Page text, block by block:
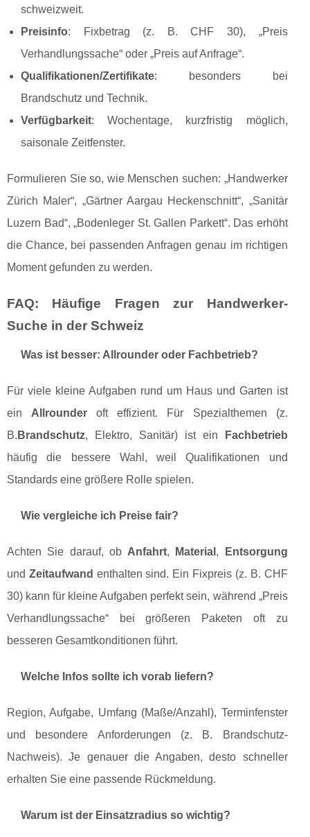
schweizweit.
Preisinfo: Fixbetrag (z. B. CHF 30), „Preis
Verhandlungssache“ oder „Preis auf Anfrage“.
Qualifikationen/Zertifikate: besonders bei
Brandschutz und Technik.
Verfügbarkeit: Wochentage, kurzfristig möglich,
saisonale Zeitfenster.
Formulieren Sie so, wie Menschen suchen: „Handwerker
Zürich Maler“, „Gärtner Aargau Heckenschnitt“, „Sanitär
Luzern Bad“, „Bodenleger St. Gallen Parkett“. Das erhöht
die Chance, bei passenden Anfragen genau im richtigen
Moment gefunden zu werden.
FAQ: Häufige Fragen zur Handwerker-
Suche in der Schweiz
Was ist besser: Allrounder oder Fachbetrieb?
Für viele kleine Aufgaben rund um Haus und Garten ist
ein Allrounder oft effizient. Für Spezialthemen (z.
B. Brandschutz, Elektro, Sanitär) ist ein
Fachbetrieb
häufig die bessere Wahl, weil Qualifikationen und
Standards eine größere Rolle spielen.
Wie vergleiche ich Preise fair?
Achten Sie darauf, ob Anfahrt, Material ,
Entsorgung
und Zeitaufwand enthalten sind. Ein Fixpreis (z. B. CHF
30) kann für kleine Aufgaben perfekt sein, während „Preis
Verhandlungssache“ bei größeren Paketen oft zu
besseren Gesamtkonditionen führt.
Welche Infos sollte ich vorab liefern?
Region, Aufgabe, Umfang (Maße/Anzahl), Terminfenster
und besondere Anforderungen (z. B. Brandschutz-
Nachweis). Je genauer die Angaben, desto schneller
erhalten Sie eine passende Rückmeldung.
Warum ist der Einsatzradius so wichtig?